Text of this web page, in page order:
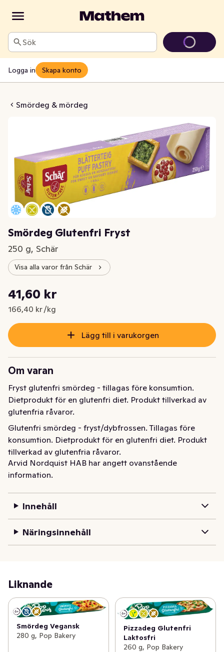
Sök
Logga in Skapa konto
Smördeg & mördeg
Glutenfri Fryst
Smördeg Glutenfri Fryst
250 g, Schär
Visa alla varor från Schär
Nuvarande pris är: 41,60 kr
41,60 kr
166,40 kr /kg
Styckpris: 166,40 kr /kg
Lägg till i varukorgen
Om varan
Fryst glutenfri smördeg - tillagas före konsumtion.
Dietprodukt för en glutenfri diet. Produkt tillverkad av
glutenfria råvaror.
Glutenfri smördeg - fryst/dybfrossen. Tillagas före
konsumtion. Dietprodukt för en glutenfri diet. Produkt
tillverkad av glutenfria råvaror.
Arvid Nordquist HAB har angett ovanstående
information.
Innehåll
Näringsinnehåll
Liknande
Smördeg Vegansk
280 g, Pop Bakery
Pizzadeg Glutenfri
Laktosfri
260 g, Pop Bakery